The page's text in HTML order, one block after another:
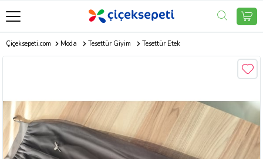
Çiçeksepeti.com Moda Tesettür Giyim Tesettür Etek